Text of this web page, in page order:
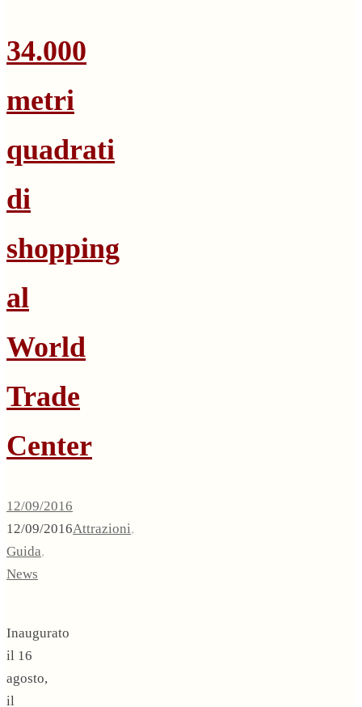
34.000
metri
quadrati
di
shopping
al
World
Trade
Center
12/09/2016
12/09/2016Attrazioni,
Guida,
News
Inaugurato
il 16
agosto,
il